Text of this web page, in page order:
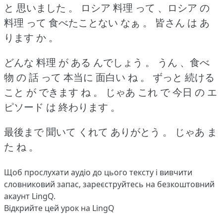
と 思いました 。
ロシア 料理 って 、ロシア の
料理 って 食べたことない なぁ 。
皆さん は あ
ります か 。
どんな 料理 が ある んでしょう 。
うん 、食べ
物 の 話 って 本当に 面白い ね 。
ずっと 続ける
こと が できます ね 。
じゃあ これ で 今日 の エ
ピソード は 終わります 。
最後まで 聞いて くれて ありがとう 。
じゃあ ま
た ね 。
Щоб прослухати аудіо до цього тексту і вивчити
словниковий запас, зареєструйтесь на безкоштовний
акаунт LingQ.
Відкрийте цей урок на LingQ